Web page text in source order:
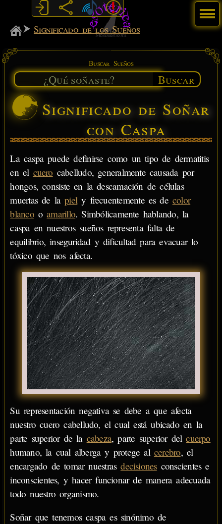
MiSabueso
Significado de los Sueños
Buscar Sueños
Buscar
Significado de Soñar
con Caspa
La caspa puede definirse como un tipo de dermatitis
en el cuero cabelludo, generalmente causada por
hongos, consiste en la descamación de células
muertas de lapiely frecuentemente es de color
blancooamarillo. Simbólicamente hablando, la
caspa en nuestros sueños representa falta de
equilibrio, inseguridad y dificultad para evacuar lo
tóxico que nos afecta.
Su representación negativa se debe a que afecta
nuestro cuero cabelludo, el cual está ubicado en la
parte superior de la cabeza, parte superior delcuerpo
humano, la cual alberga y protege al cerebro, el
encargado de tomar nuestrasdecisionesconscientes e
inconscientes, y hacer funcionar de manera adecuada
todo nuestro organismo.
Soñar que tenemos caspa es sinónimo de
Menú